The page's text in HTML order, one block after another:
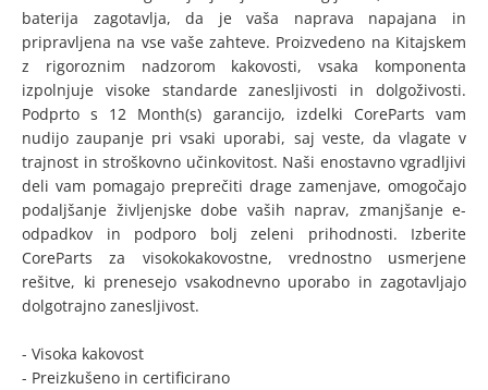
baterija zagotavlja, da je vaša naprava napajana in
pripravljena na vse vaše zahteve. Proizvedeno na Kitajskem
z rigoroznim nadzorom kakovosti, vsaka komponenta
izpolnjuje visoke standarde zanesljivosti in dolgoživosti.
Podprto s 12 Month(s) garancijo, izdelki CoreParts vam
nudijo zaupanje pri vsaki uporabi, saj veste, da vlagate v
trajnost in stroškovno učinkovitost. Naši enostavno vgradljivi
deli vam pomagajo preprečiti drage zamenjave, omogočajo
podaljšanje življenjske dobe vaših naprav, zmanjšanje e-
odpadkov in podporo bolj zeleni prihodnosti. Izberite
CoreParts za visokokakovostne, vrednostno usmerjene
rešitve, ki prenesejo vsakodnevno uporabo in zagotavljajo
dolgotrajno zanesljivost.
- Visoka kakovost
- Preizkušeno in certificirano